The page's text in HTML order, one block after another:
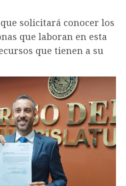
solicitará conocer los
que laboran en esta
que tienen a su